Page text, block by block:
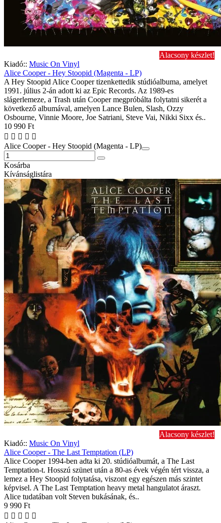
Alacsony készlet!
Kiadó:: Music On Vinyl
Alice Cooper - Hey Stoopid (Magenta - LP)
A Hey Stoopid Alice Cooper tizenkettedik stúdióalbuma, amelyet
1991. július 2-án adott ki az Epic Records. Az 1989-es
slágerlemeze, a Trash után Cooper megpróbálta folytatni sikerét a
következő albumával, amelyen Lance Bulen, Slash, Ozzy
Osbourne, Vinnie Moore, Joe Satriani, Steve Vai, Nikki Sixx és..
10 990 Ft
Alice Cooper - Hey Stoopid (Magenta - LP)
Kosárba
Kívánságlistára
Alacsony készlet!
Kiadó:: Music On Vinyl
Alice Cooper - The Last Temptation (LP)
Alice Cooper 1994-ben adta ki 20. stúdióalbumát, a The Last
Temptation-t. Hosszú szünet után a 80-as évek végén tért vissza, a
lemez a Hey Stoopid folytatása, viszont egy egészen más szintet
képvisel. A The Last Temptation heavy metal hangulatot áraszt.
Alice tudatában volt Steven bukásának, és..
9 990 Ft